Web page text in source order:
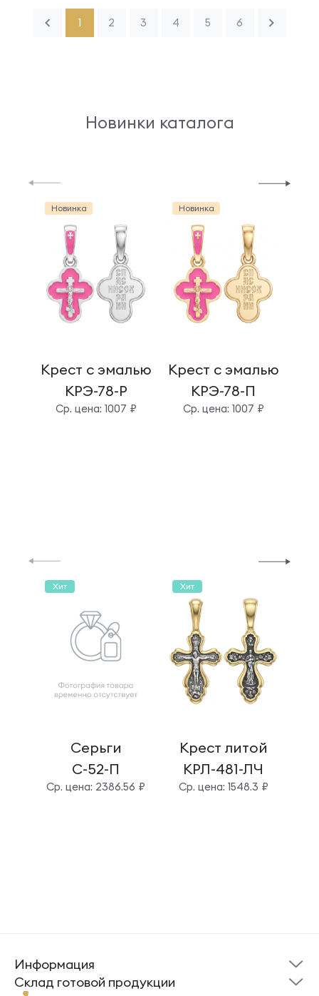
1 2 3 4 5 6
Новинки каталога
Новинка
Крест с эмалью
КРЭ-78-Р
Cр. цена: 1007 ₽
Новинка
Крест с эмалью
КРЭ-78-П
Cр. цена: 1007 ₽
Хит
Серьги
С-52-П
Cр. цена: 2386.56 ₽
Хит
Крест литой
КРЛ-481-ЛЧ
Cр. цена: 1548.3 ₽
Информация
Склад готовой
продукции
Помощь
Cклад готовой продукции
Кресты Ложки